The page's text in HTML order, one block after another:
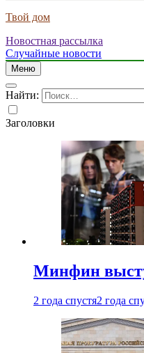
Твой дом
Новостная рассылка
Случайные новости
Меню
Найти:
Заголовки
Минфин
2 года спустя2 года